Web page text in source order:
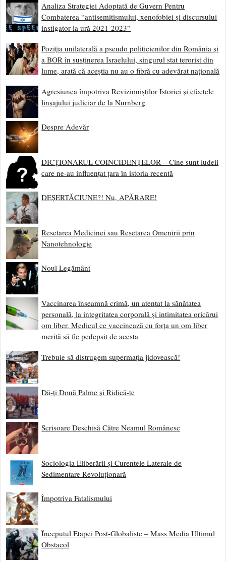
Analiza Strategiei Adoptată de Guvern Pentru
Combaterea “antisemitismului, xenofobiei și discursului
instigator la ură 2021-2023”
Poziția unilaterală a pseudo politicienilor din România și
a BOR în susținerea Israelului, singurul stat terorist din
lume, arată că aceștia nu au o fibră cu adevărat națională
Agresiunea împotriva Revizioniștilor Istorici și efectele
linșajului judiciar de la Nurnberg
Despre Adevăr
DICȚIONARUL COINCIDENȚELOR – Cine sunt iudeii
care ne-au influențat țara în istoria recentă
DEȘERTĂCIUNE?! Nu, APĂRARE!
Resetarea Medicinei sau Resetarea Omenirii prin
Nanotehnologie
Noul Legământ
Vaccinarea înseamnă crimă, un atentat la sănătatea
personală, la integritatea corporală și intimitatea oricărui
om liber. Medicul ce vaccinează cu forța un om liber
merită să fie pedepsit de acesta
Trebuie să distrugem supermația jidovească!
Dă-ți Două Palme și Ridică-te
Scrisoare Deschisă Către Neamul Românesc
Sociologia Eliberării și Curentele Laterale de
Sedimentare Revoluționară
Împotriva Fatalismului
Începutul Etapei Post-Globaliste – Mass Media Ultimul
Obstacol